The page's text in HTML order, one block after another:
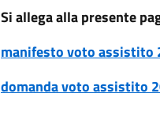
Si allega alla presente
manifestovoto assistito
domanda voto assistito